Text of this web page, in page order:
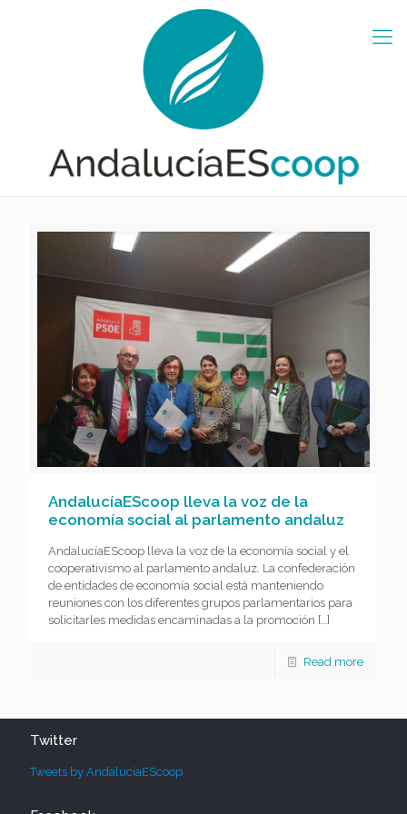
AndalucíaEScoop lleva la voz de la
economía social al parlamento andaluz
AndalucíaEScoop lleva la voz de la economía social y el
cooperativismo al parlamento andaluz. La confederación
de entidades de economía social está manteniendo
reuniones con los diferentes grupos parlamentarios para
solicitarles medidas encaminadas a la promoción […]
Read more
Twitter
Tweets by AndaluciaEScoop